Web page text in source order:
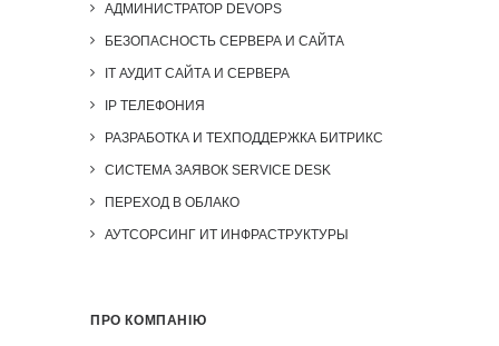
АДМИНИСТРАТОР DEVOPS
БЕЗОПАСНОСТЬ СЕРВЕРА И САЙТА
IT АУДИТ САЙТА И СЕРВЕРА
IP ТЕЛЕФОНИЯ
РАЗРАБОТКА И ТЕХПОДДЕРЖКА БИТРИКС
СИСТЕМА ЗАЯВОК SERVICE DESK
ПЕРЕХОД В ОБЛАКО
АУТСОРСИНГ ИТ ИНФРАСТРУКТУРЫ
ПРО КОМПАНІЮ